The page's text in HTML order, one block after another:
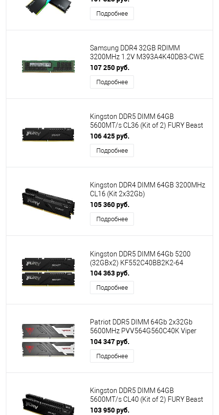
Подробнее
Samsung DDR4 32GB RDIMM
3200MHz 1.2V M393A4K40DB3-CWE
ECC Reg
107 250 руб.
Подробнее
Kingston DDR5 DIMM 64GB
5600MT/s CL36 (Kit of 2) FURY Beast
Black KF556C36BBE2K2-64
106 425 руб.
Подробнее
Kingston DDR4 DIMM 64GB 3200MHz
CL16 (Kit 2x32Gb)
KF432C16BBK2/64
105 360 руб.
Подробнее
Kingston DDR5 DIMM 64Gb 5200
(32GBx2) KF552C40BB2K2-64
104 363 руб.
Подробнее
Patriot DDR5 DIMM 64Gb 2x32Gb
5600MHz PVV564G560C40K Viper
Venom RTL Gaming PC5-44800 CL40
288-pin 1.35В с радиатором Ret
104 347 руб.
Подробнее
Kingston DDR5 DIMM 64GB
5600MT/s CL40 (Kit of 2) FURY Beast
Black KF556C40BB2K2-64
103 950 руб.